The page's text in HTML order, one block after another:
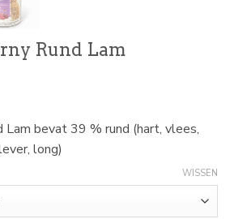
Rund Lam
€ Lam bevat 39 % rund (hart, vlees,
long)
WISSEN